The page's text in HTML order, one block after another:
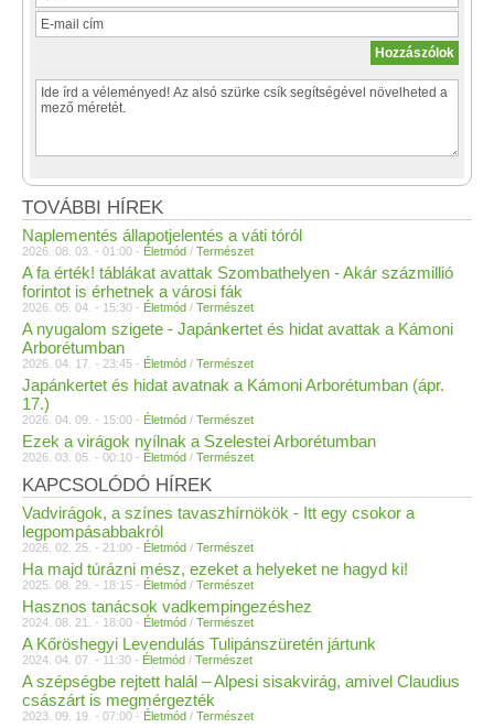
TOVÁBBI HÍREK
Naplementés állapotjelentés a váti tóról
2026. 08. 03. - 01:00 - Életmód / Természet
A fa érték! táblákat avattak Szombathelyen - Akár százmillió
forintot is érhetnek a városi fák
2026. 05. 04. - 15:30 - Életmód / Természet
A nyugalom szigete - Japánkertet és hidat avattak a Kámoni
Arborétumban
2026. 04. 17. - 23:45 - Életmód / Természet
Japánkertet és hidat avatnak a Kámoni Arborétumban (ápr.
17.)
2026. 04. 09. - 15:00 - Életmód / Természet
Ezek a virágok nyílnak a Szelestei Arborétumban
2026. 03. 05. - 00:10 - Életmód / Természet
KAPCSOLÓDÓ HÍREK
Vadvirágok, a színes tavaszhírnökök - Itt egy csokor a
legpompásabbakról
2026. 02. 25. - 21:00 - Életmód / Természet
Ha majd túrázni mész, ezeket a helyeket ne hagyd ki!
2025. 08. 29. - 18:15 - Életmód / Természet
Hasznos tanácsok vadkempingezéshez
2024. 08. 21. - 18:00 - Életmód / Természet
A Kőröshegyi Levendulás Tulipánszüretén jártunk
2024. 04. 07. - 11:30 - Életmód / Természet
A szépségbe rejtett halál – Alpesi sisakvirág, amivel Claudius
császárt is megmérgezték
2023. 09. 19. - 07:00 - Életmód / Természet